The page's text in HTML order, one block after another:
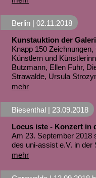
Berlin | 02.11.2018
Kunstauktion der
Knapp 150
Künstlern und
Butzmann, Ellen Fuhr,
Strawalde, Ursula
mehr
Biesenthal | 23.09.2018
Locus iste - Konzert in
Am 23. September 2018
des uni-assist e.V. in der
mehr